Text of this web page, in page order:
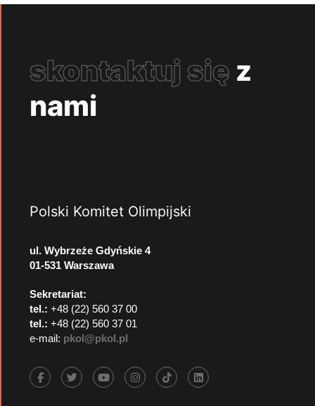
skontaktuj się z
nami
Polski Komitet Olimpijski
ul. Wybrzeże Gdyńskie 4
01-531 Warszawa
Sekretariat:
tel.: +48 (22) 560 37 00
tel.: +48 (22) 560 37 01
e-mail: pkol@pkol.pl